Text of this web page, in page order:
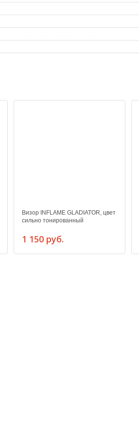
Визор INFLAME GLADIATOR, цвет
сильно тонированный
1 150 руб.